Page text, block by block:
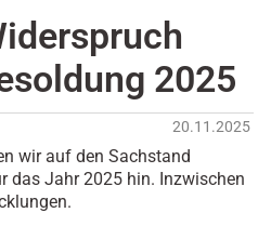
2025
20.11.2025
wir auf den Sachstand
das Jahr 2025 hin. Inzwischen